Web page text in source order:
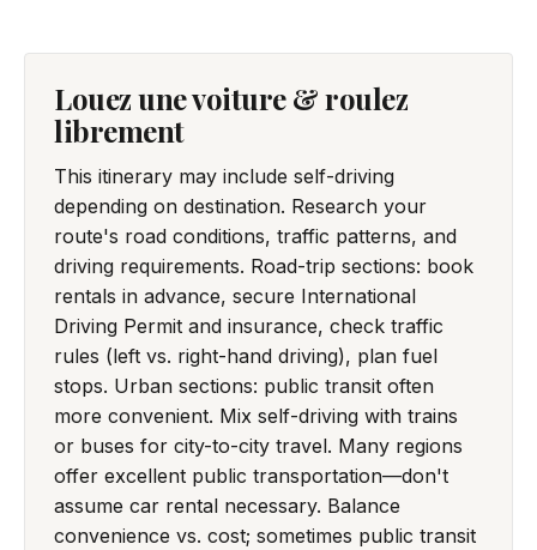
Louez une voiture & roulez
librement
This itinerary may include self-driving
depending on destination. Research your
route's road conditions, traffic patterns, and
driving requirements. Road-trip sections: book
rentals in advance, secure International
Driving Permit and insurance, check traffic
rules (left vs. right-hand driving), plan fuel
stops. Urban sections: public transit often
more convenient. Mix self-driving with trains
or buses for city-to-city travel. Many regions
offer excellent public transportation—don't
assume car rental necessary. Balance
convenience vs. cost; sometimes public transit